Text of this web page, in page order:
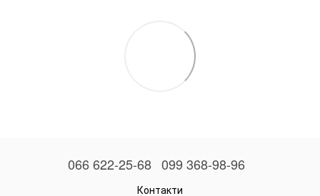
066 622-25-68 099 368-98-96
Контакти